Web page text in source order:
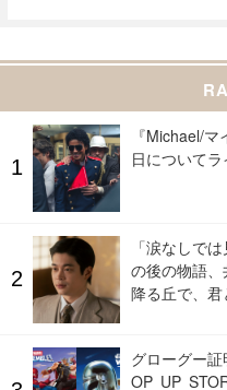
『Michael/
日について
「涙なしで
の後の物語、
降る丘で、君
グローグー
OP UP